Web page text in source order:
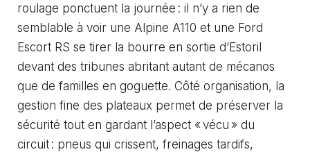
roulage ponctuent la journée : il n’y a rien de
semblable à voir une Alpine A110 et une Ford
Escort RS se tirer la bourre en sortie d’Estoril
devant des tribunes abritant autant de mécanos
que de familles en goguette. Côté organisation, la
gestion fine des plateaux permet de préserver la
sécurité tout en gardant l’aspect « vécu » du
circuit : pneus qui crissent, freinages tardifs,